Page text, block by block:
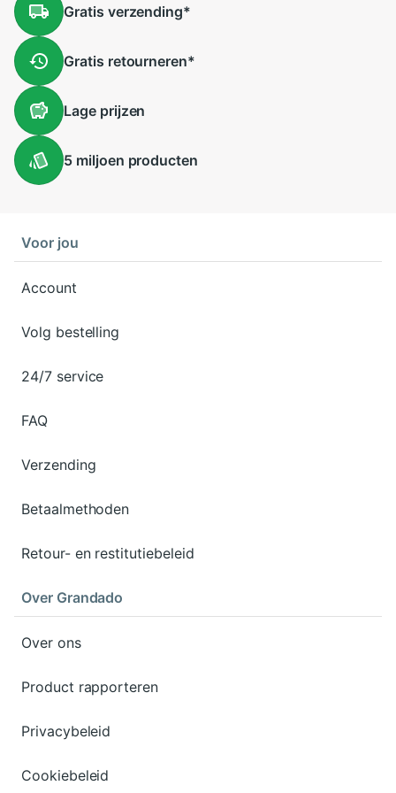
Gratis verzending*
Gratis retourneren*
Lageprijzen
5 miljoen producten
Voor jou
Account
Volg bestelling
24/7 service
FAQ
Verzending
Betaalmethoden
Retour- en restitutiebeleid
Over Grandado
Over ons
Product rapporteren
Privacybeleid
Cookiebeleid